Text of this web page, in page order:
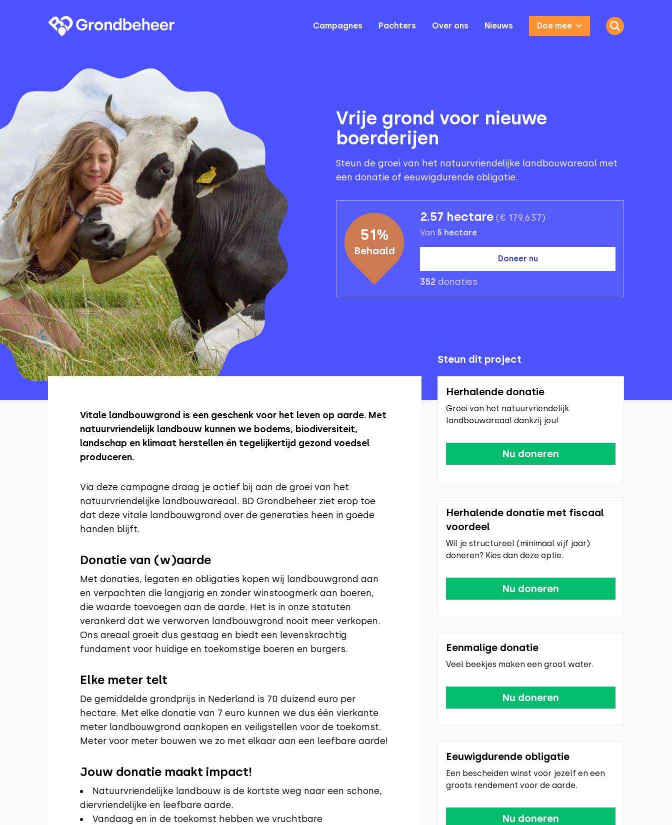
Campagnes Pachters Over ons Nieuws Doe mee
Vrije grond voor nieuwe
boerderijen
Steun de groei van het natuurvriendelijke landbouwareaal met
een donatie of eeuwigdurende obligatie.
51%
Behaald
2.57 hectare (€ 179.637)
Van 5 hectare
Doneer nu
352 donaties
Vitale landbouwgrond is een geschenk voor het leven op aarde. Met
natuurvriendelijk landbouw kunnen we bodems, biodiversiteit,
landschap en klimaat herstellen én tegelijkertijd gezond voedsel
produceren.
Via deze campagne draag je actief bij aan de groei van het
natuurvriendelijke landbouwareaal. BD Grondbeheer ziet erop toe
dat deze vitale landbouwgrond over de generaties heen in goede
handen blijft.
Donatie van (w)aarde
Met donaties, legaten en obligaties kopen wij landbouwgrond aan
en verpachten die langjarig en zonder winstoogmerk aan boeren,
die waarde toevoegen aan de aarde. Het is in onze statuten
verankerd dat we verworven landbouwgrond nooit meer verkopen.
Ons areaal groeit dus gestaag en biedt een levenskrachtig
fundament voor huidige en toekomstige boeren en burgers.
Elke meter telt
De gemiddelde grondprijs in Nederland is 70 duizend euro per
hectare. Met elke donatie van 7 euro kunnen we dus één vierkante
meter landbouwgrond aankopen en veiligstellen voor de toekomst.
Meter voor meter bouwen we zo met elkaar aan een leefbare aarde!
Jouw donatie maakt impact!
Natuurvriendelijke landbouw is de kortste weg naar een schone,
diervriendelijke en leefbare aarde.
Vandaag en in de toekomst hebben we vruchtbare
Steun dit project
Herhalende donatie
Groei van het natuurvriendelijk
landbouwareaal dankzij jou!
Nu doneren
Herhalende donatie met fiscaal
voordeel
Wil je structureel (minimaal vijf jaar)
doneren? Kies dan deze optie.
Nu doneren
Eenmalige donatie
Veel beekjes maken een groot water.
Nu doneren
Eeuwigdurende obligatie
Een bescheiden winst voor jezelf en een
groots rendement voor de aarde.
Nu doneren